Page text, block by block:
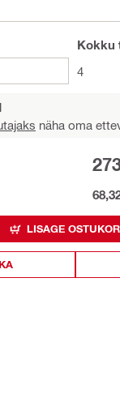
Kokku
4
näha oma
LISAGE